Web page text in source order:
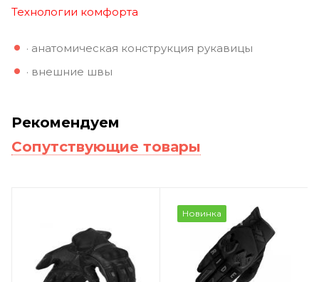
Технологии комфорта
· анатомическая конструкция рукавицы
· внешние швы
Рекомендуем
Сопутствующие товары
Новинка